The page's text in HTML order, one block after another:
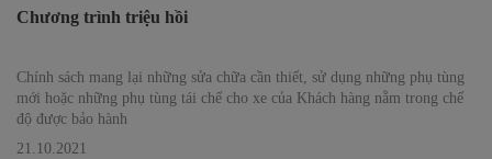
Chương trình triệu hồi
Chính sách mang lại những sửa chữa cần thiết, sử dụng những phụ tùng
mới hoặc những phụ tùng tái chế cho xe của Khách hàng nằm trong chế
độ được bảo hành
21.10.2021